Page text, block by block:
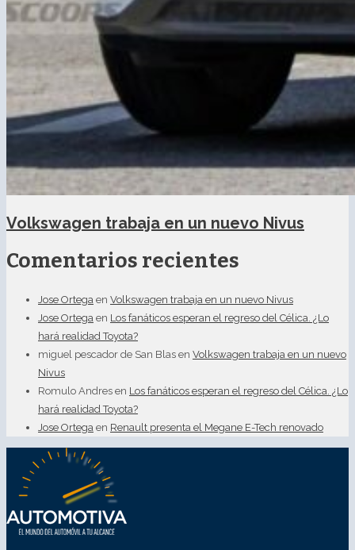
Volkswagen trabaja en un nuevo Nivus
Comentarios recientes
Jose Ortega en Volkswagen trabaja en un nuevo Nivus
Jose Ortega en Los fanáticos esperan el regreso del Célica. ¿Lo
hará realidad Toyota?
miguel pescador de San Blas en Volkswagen trabaja en un nuevo
Nivus
Romulo Andres en Los fanáticos esperan el regreso del Célica. ¿Lo
hará realidad Toyota?
Jose Ortega en Renault presenta el Megane E-Tech renovado